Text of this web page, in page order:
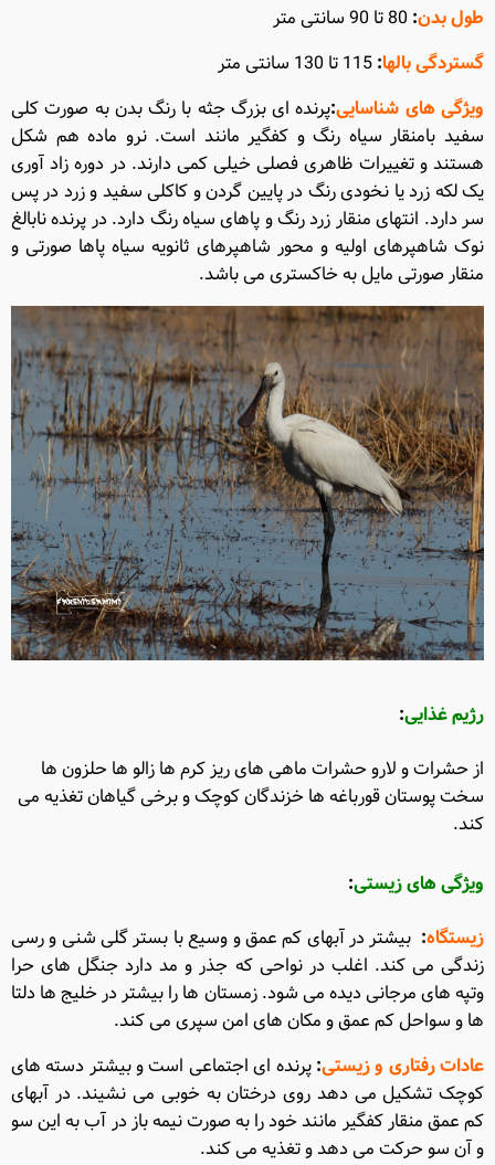
طول بدن:
80تا 90سانتی متر
گستردگی بالها: تا 130 سانتی متر
ویژگی های شناسایی:پرنده ای بزرگ جثه با رنگ بدن به صورت کلی
سفید بامنقار سیاه رنگ و کفگیر مانند است.نرو ماده هم شکل
هستند و تغییرات ظاهری فصلی خیلی کمی دارند.در دوره زاد آوری
یک لکه زرد یا نخودی رنگ در پایین گردن و کاکلی سفید و زرد در پس
سر دارد. انتهای منقار زرد رنگ و پاهای سیاه رنگ دارد.در پرنده نابالغ
نوک شاهپرهای اولیه و محور شاهپرهای ثانویه سیاه پاها صورتی و
منقار صورتی مایل به خاکستری می باشد.
رژیم غذایی:
از حشرات و لارو حشرات ماهی های ریز کرم ها زالو ها حلزون ها
سخت پوستان قورباغه ها خزندگان کوچک و برخی گیاهان تغذیه می
کند.
ویژگی های زیستی:
زیستگاه: بیشتر در آبهای کم عمق و وسیع با بستر گلی شنی و رسی
زندگی می کند. اغلب در نواحی که جذر و مد دارد جنگل های حرا
وتپه های مرجانی دیده می شود.زمستان ها را بیشتر در خلیج ها دلتا
ها و سواحل کم عمق و مکان های امن سپری می کند.
عادات رفتاری و زیستی:پرنده ای اجتماعی است و بیشتر دسته های
کوچک تشکیل می دهد روی درختان به خوبی می نشیند.در آبهای
کم عمق منقار کفگیر مانند خود را به صورت نیمه باز در آب به این سو
و آن سو حرکت می دهد و تغذیه می کند.